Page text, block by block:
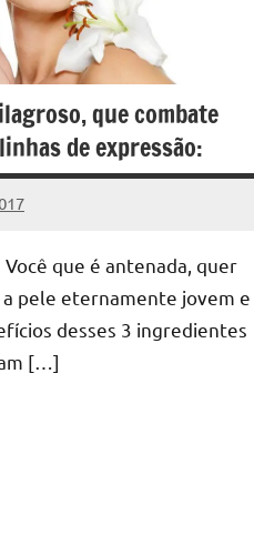
que combate
de expressão:
que é antenada, quer
pele eternamente jovem e
desses 3 ingredientes
[…]